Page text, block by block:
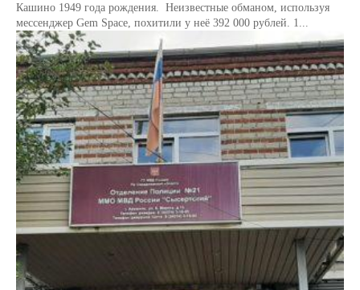
Кашино 1949 года рождения. Неизвестные обманом, используя
мессенджер Gem Space, похитили у неё 392 000 рублей. 1...